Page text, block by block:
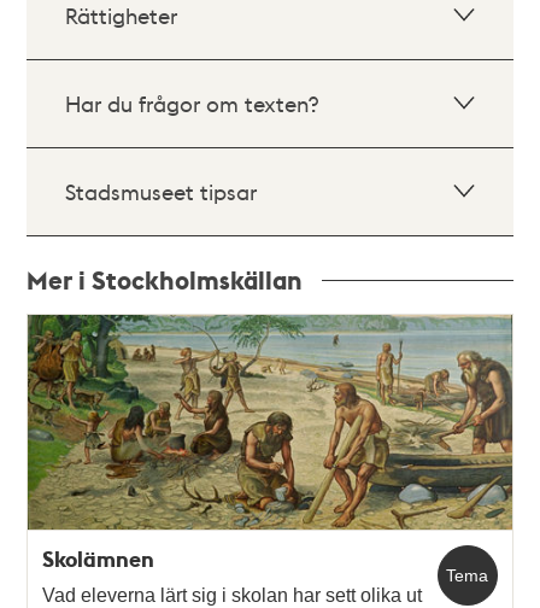
Rättigheter
Har du frågor om texten?
Stadsmuseet tipsar
Mer i Stockholmskällan
Relaterade
poster
och
teman
Tema
Skolämnen
Vad eleverna lärt sig i skolan har sett olika ut